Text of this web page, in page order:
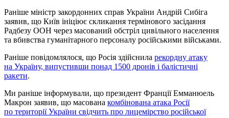
Раніше міністр закордонних справ України Андрій Сибіга
заявив, що Київ ініціює скликання термінового засідання
Радбезу ООН через масований обстріл цивільного населення
та вбивства гуманітарного персоналу російськими військами.
Раніше повідомлялося, що Росія здійснила рекордну атаку
на Україну, випустивши понад 1500 дронів і балістичні
ракети.
Ми раніше інформували, що президент Франції Емманюель
Макрон заявив, що масована комбінована атака Росії
по території України свідчить про лицемірство російської